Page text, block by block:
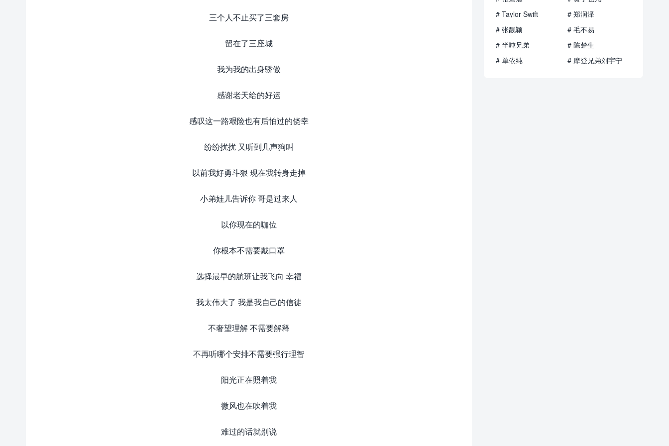
三个人不止买了三套房
留在了三座城
我为我的出身骄傲
感谢老天给的好运
感叹这一路艰险也有后怕过的侥幸
纷纷扰扰 又听到几声狗叫
以前我好勇斗狠 现在我转身走掉
小弟娃儿告诉你 哥是过来人
以你现在的咖位
你根本不需要戴口罩
选择最早的航班让我飞向 幸福
我太伟大了 我是我自己的信徒
不奢望理解 不需要解释
不再听哪个安排不需要强行理智
阳光正在照着我
微风也在吹着我
难过的话就别说
# Taylor Swift
# 郑润泽
# 张靓颖
# 毛不易
# 半吨兄弟
# 陈楚生
# 单依纯
# 摩登兄弟刘宇宁